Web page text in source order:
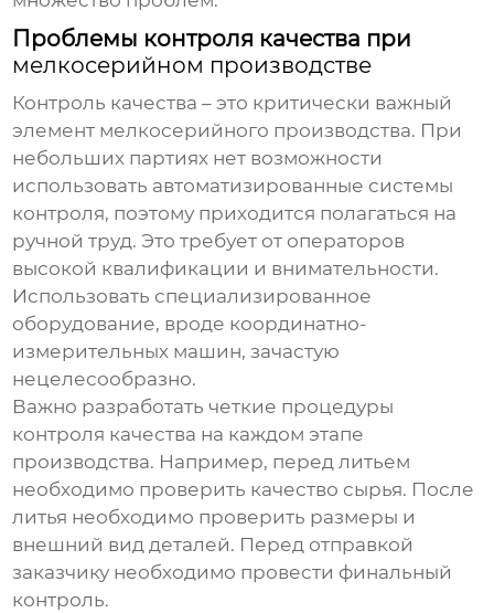
Проблемы контроля качества при
мелкосерийном производстве
Контроль качества – это критически важный
элемент мелкосерийного производства. При
небольших партиях нет возможности
использовать автоматизированные системы
контроля, поэтому приходится полагаться на
ручной труд. Это требует от операторов
высокой квалификации и внимательности.
Использовать специализированное
оборудование, вроде координатно-
измерительных машин, зачастую
нецелесообразно.
Важно разработать четкие процедуры
контроля качества на каждом этапе
производства. Например, перед литьем
необходимо проверить качество сырья. После
литья необходимо проверить размеры и
внешний вид деталей. Перед отправкой
заказчику необходимо провести финальный
контроль.